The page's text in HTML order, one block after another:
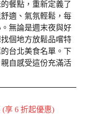
餐點，重新定義了
適、氣氛輕鬆，每
無論是週末夜與好
個地方放鬆品嚐特
台北美食名單。下
自感受這份充滿活
享 6 折起優惠)